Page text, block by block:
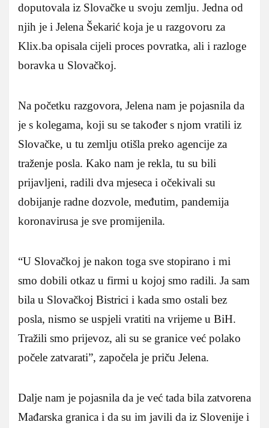
doputovala iz Slovačke u svoju zemlju. Jedna od
njih je i Jelena Šekarić koja je u razgovoru za
Klix.ba opisala cijeli proces povratka, ali i razloge
boravka u Slovačkoj.
Na početku razgovora, Jelena nam je pojasnila da
je s kolegama, koji su se također s njom vratili iz
Slovačke, u tu zemlju otišla preko agencije za
traženje posla. Kako nam je rekla, tu su bili
prijavljeni, radili dva mjeseca i očekivali su
dobijanje radne dozvole, međutim, pandemija
koronavirusa je sve promijenila.
“U Slovačkoj je nakon toga sve stopirano i mi
smo dobili otkaz u firmi u kojoj smo radili. Ja sam
bila u Slovačkoj Bistrici i kada smo ostali bez
posla, nismo se uspjeli vratiti na vrijeme u BiH.
Tražili smo prijevoz, ali su se granice već polako
počele zatvarati”, započela je priču Jelena.
Dalje nam je pojasnila da je već tada bila zatvorena
Mađarska granica i da su im javili da iz Slovenije i